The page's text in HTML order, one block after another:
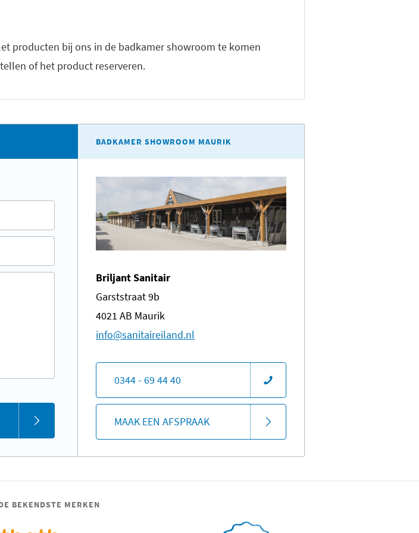
producten bij ons in de badkamer showroom te komen
of het product reserveren.
BADKAMER SHOWROOM MAURIK
Briljant Sanitair
Garststraat 9b
4021 AB Maurik
​info@sanitaireiland.nl
0344 - 69 44 40
MAAK EEN AFSPRAAK
BEKENDSTE MERKEN